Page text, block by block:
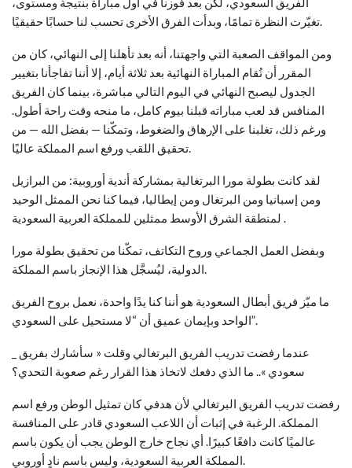
تغيّرت النظرة تمامًا، وبدأت الفرق الأخرى تحسب لنا حسابًا حقيقيًا.
ومن المواقف الصعبة التي واجهتنا، أنه بعد تأهلنا إلى النهائي، كان من
المقرر أن تُقام المباراة النهائية بعد ثلاثة أيام، إلا أننا تفاجأنا بتغيير
الجدول ليصبح النهائي في اليوم التالي مباشرة، بينما كان الفريق
المنافس قد لعب مباراته قبلنا بيوم كامل، ما منحه وقت راحة أطول.
ورغم ذلك، تغلبنا على الإرهاق والضغوط، وتمكّنا — بفضل الله — من
تحقيق اللقب ورفع اسم المملكة عاليًا.
لقد كانت بطولة مورا البرتغالية بمشاركة أندية أوروبية: من البرازيل
ومن إسبانيا ومن البرتغال ومن إيطاليا، فيما كنا نحن الممثل الوحيد
لمنطقة الشرق الأوسط ممثلين للمملكة العربية السعودية .
وبفضل العمل الجماعي وروح التكاتف، تمكّنا من تحقيق بطولة مورا
الدولية، ليُسجَّل هذا الإنجاز باسم المملكة.
ما ميّز فريق أبطال السعودية هو أننا كنا يدًا واحدة، نعمل بروح الفريق
الواحد وبإيمان عميق أن “لا مستحيل على السعودي”.
سعودي ».. ما الذي دفعك لاتخاذ هذا القرار رغم صعوبة التحدي؟
رفضت تدريب الفريق البرتغالي لأن هدفي كان تمثيل الوطن ورفع اسم
المملكة. الرغبة في إثبات أن اللاعب السعودي قادر على المنافسة
عالميًا كانت دافعًا كبيرًا. أي نجاح خارج الوطن يجب أن يكون باسم
المملكة العربية السعودية، وليس باسم نادٍ أوروبي.